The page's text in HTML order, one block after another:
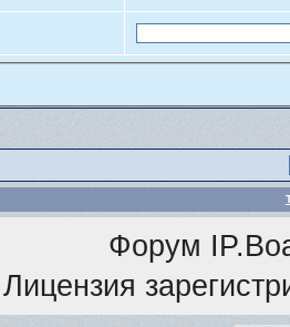
Форум
Лицензия